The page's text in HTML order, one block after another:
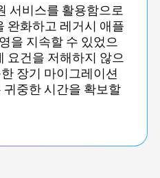
서비스를 활용함으로
완화하고 레거시 애플
을 지속할 수 있었으
요건을 저해하지 않으
장기 마이그레이션
중한 시간을 확보할